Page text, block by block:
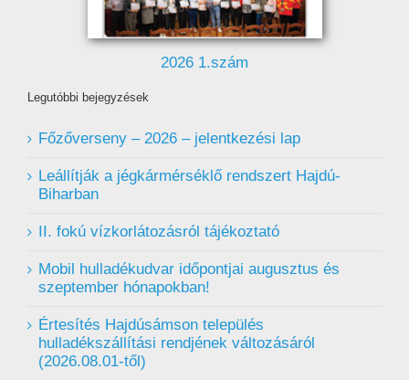
2026 1.szám
Legutóbbi bejegyzések
Főzőverseny – 2026 – jelentkezési lap
Leállítják a jégkármérséklő rendszert Hajdú-
Biharban
II. fokú vízkorlátozásról tájékoztató
Mobil hulladékudvar ️időpontjai augusztus és
szeptember hónapokban!
Értesítés Hajdúsámson település
hulladékszállítási rendjének változásáról
(2026.08.01-től)